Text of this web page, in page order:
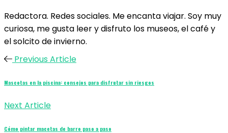
Redactora. Redes sociales. Me encanta viajar. Soy muy
curiosa, me gusta leer y disfruto los museos, el café y
el solcito de invierno.
Previous Article
Mascotas en la piscina: consejos para disfrutar sin riesgos
Next Article
Cómo pintar macetas de barro paso a paso